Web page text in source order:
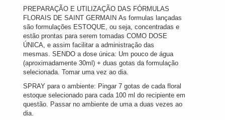
PREPARAÇÃO E UTILIZAÇÃO DAS FÓRMULAS
FLORAIS DE SAINT GERMAIN As formulas lançadas
são formulações ESTOQUE, ou seja, concentradas e
estão prontas para serem tomadas COMO DOSE
ÚNICA, e assim facilitar a administração das
mesmas. SENDO a dose única: Um pouco de água
(aproximadamente 30ml) + duas gotas da formulação
selecionada. Tomar uma vez ao dia.
SPRAY para o ambiente: Pingar 7 gotas de cada floral
estoque selecionado para cada 100 ml do recipiente em
questão. Passar no ambiente de uma a duas vezes ao
dia.